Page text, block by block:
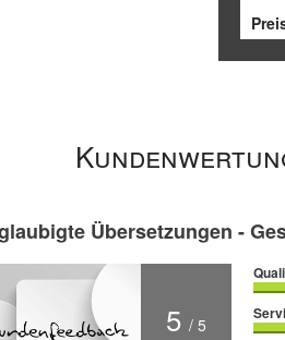
Übersetzungen -
5 / 5